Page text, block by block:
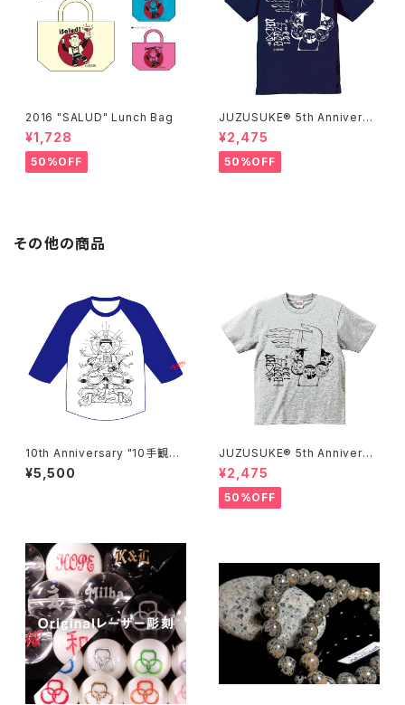
2016 "SALUD" Lunch Bag
¥1,728
50%OFF
JUZUSUKE® 5th Anniversa
ry Tee
¥2,475
50%OFF
その他の商品
10th Anniversary "10手観音"
ラグラン
¥5,500
JUZUSUKE® 5th Anniversa
ry Tee
¥2,475
50%OFF